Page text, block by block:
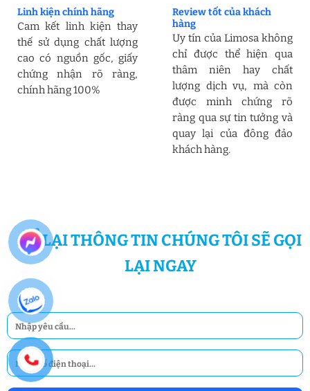
Linh kiện chính hãng
Cam kết linh kiện thay
thế sử dụng chất lượng
cao có nguồn gốc, giấy
chứng nhận rõ ràng,
chính hãng 100%
Review tốt của khách
hàng
Uy tín của Limosa không
chỉ được thể hiện qua
thâm niên hay chất
lượng dịch vụ, mà còn
được minh chứng rõ
ràng qua sự tin tưởng và
quay lại của đông đảo
khách hàng.
ĐỂ LẠI THÔNG TIN CHÚNG TÔI SẼ GỌI
LẠI NGAY